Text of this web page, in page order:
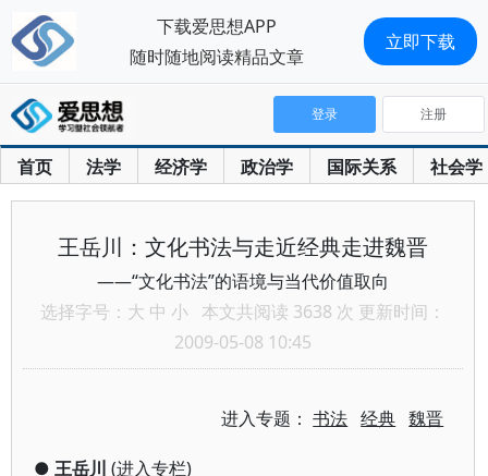
首页 法学 经济学 政治学 国际关系 社会学
登录 注册
王岳川：文化书法与走近经典走进魏晋
——“文化书法”的语境与当代价值取向
选择字号： 大 中 小 本文共阅读 3638 次 更新时间：
2009-05-08 10:45
进入专题：书法 经典 魏晋
● 王岳川 (进入专栏)
下载爱思想APP
随时随地阅读精品文章
立即下载